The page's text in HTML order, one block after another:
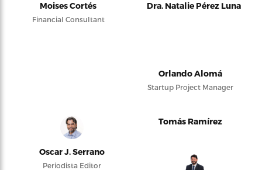
Moises Cortés
Financial Consultant
Dra. Natalie Pérez Luna
Orlando Alomá
Startup Project Manager
Oscar J. Serrano
Periodista Editor
Tomás Ramírez